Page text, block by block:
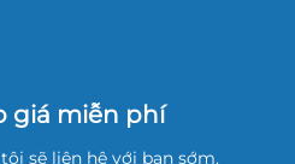
giá miễn phí
sẽ liên hệ với bạn sớm.